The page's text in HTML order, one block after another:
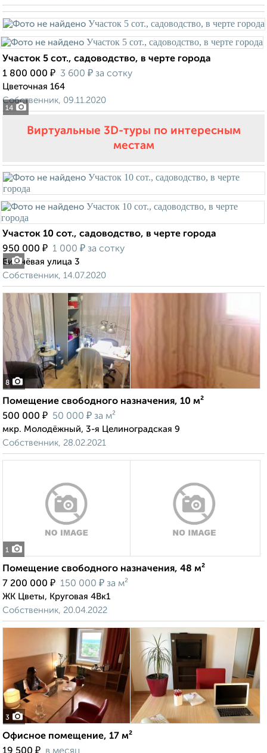
14
Участок 5 сот., садоводство, в черте города
1 800 000 ₽ 3 600 ₽ за сотку
Цветочная 164
Собственник, 09.11.2020
Виртуальные 3D-туры по интересным
местам
1
Участок 10 сот., садоводство, в черте города
950 000 ₽ 1 000 ₽ за сотку
Вишнёвая улица 3
Собственник, 14.07.2020
8
Помещение свободного назначения, 10 м²
500 000 ₽ 50 000 ₽ за м²
мкр. Молодёжный, 3-я Целиноградская 9
Собственник, 28.02.2021
1
Помещение свободного назначения, 48 м²
7 200 000 ₽ 150 000 ₽ за м²
ЖК Цветы, Круговая 4Вк1
Собственник, 20.04.2022
3
Офисное помещение, 17 м²
₽